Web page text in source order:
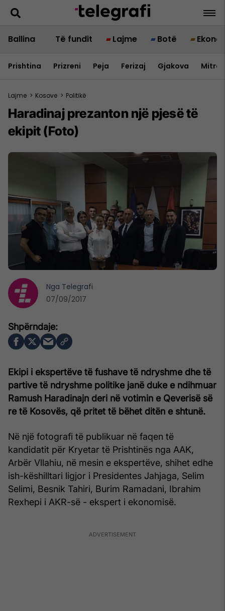
Ballina Të fundit Lajme Botë
Prishtina Prizreni Peja Ferizaj Gjakova
Lajme > Kosove > Politikë
Haradinaj prezanton një pjesë të
ekipit (Foto)
Ekipi i ekspertëve të fushave të ndryshme dhe të
partive të ndryshme politike janë duke e ndihmuar
Ramush Haradinajn deri në votimin e Qeverisë së
re të Kosovës, që pritet të bëhet ditën e shtunë.
Në një fotografi të publikuar në faqen të
kandidatit për Kryetar të Prishtinës nga AAK,
Arbër Vllahiu, në mesin e ekspertëve, shihet edhe
ish-këshilltari ligjor i Presidentes Jahjaga, Selim
Selimi, Besnik Tahiri, Burim Ramadani, Ibrahim
Rexhepi i AKR-së - ekspert i ekonomisë.
Nga Telegrafi
07/09/2017